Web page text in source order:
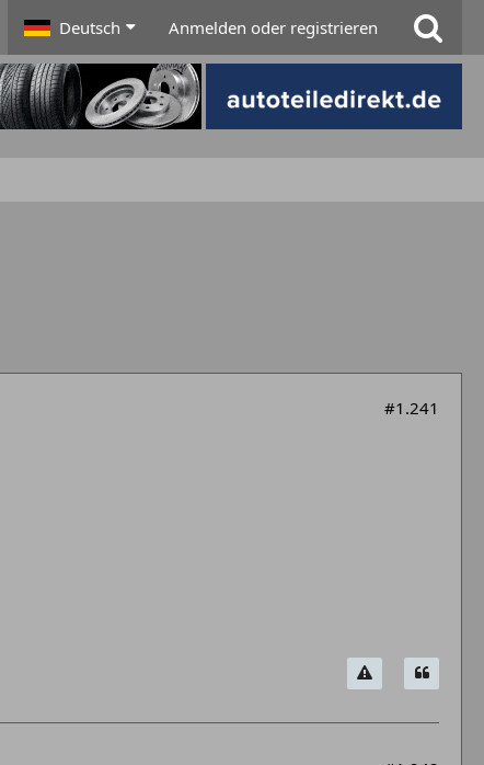
Deutsch Anmelden oder registrieren
#1.241